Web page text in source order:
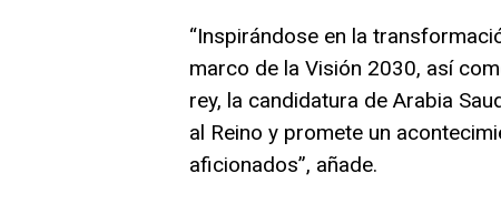
“Inspirándose en la
marco de la Visión 2030, así
rey, la candidatura de Arabia
al Reino y promete un
aficionados”, añade.